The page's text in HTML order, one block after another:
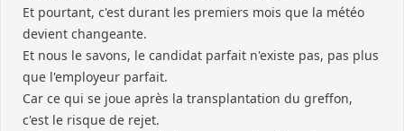
Et pourtant, c'est durant les premiers mois que la météo
devient changeante.
Et nous le savons, le candidat parfait n'existe pas, pas plus
que l'employeur parfait.
Car ce qui se joue après la transplantation du greffon,
c'est le risque de rejet.